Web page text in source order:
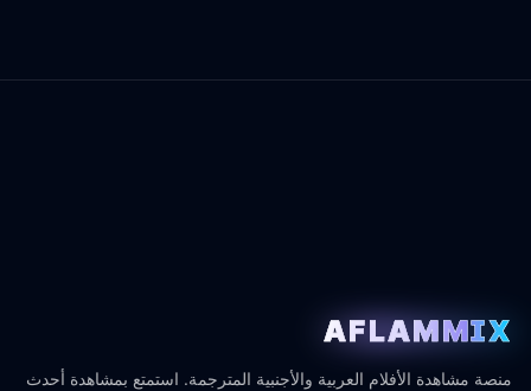
AFLAMMIX
منصة مشاهدة الأفلام العربية والأجنبية المترجمة. استمتع بمشاهدة أحدث